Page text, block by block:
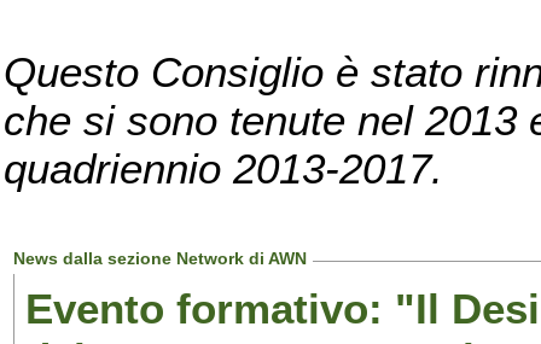
Questo Consiglio è stato
che si sono tenute nel 2013
quadriennio 2013-2017.
News dalla sezione Network di AWN
Evento formativo: "Il